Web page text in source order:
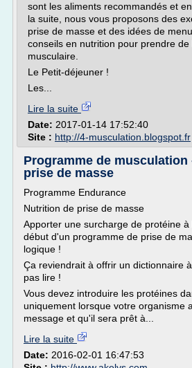
sont les aliments recommandés et
la suite, nous vous proposons des
prise de masse et des idées de
conseils en nutrition pour prendre de
musculaire.
Le Petit-déjeuner !
Les...
Lire la suite
Date: 2017-01-14 17:52:40
Site : http://4-musculation.blogspot.fr
Programme de
prise de masse
Programme Endurance
Nutrition de prise de masse
Apporter une surcharge de protéine
début d'un programme de prise de
logique !
Ça reviendrait à offrir un dictionnaire
pas lire !
Vous devez introduire les protéines
uniquement lorsque votre organisme
message et qu'il sera prêt à...
Lire la suite
Date: 2016-02-01 16:47:53